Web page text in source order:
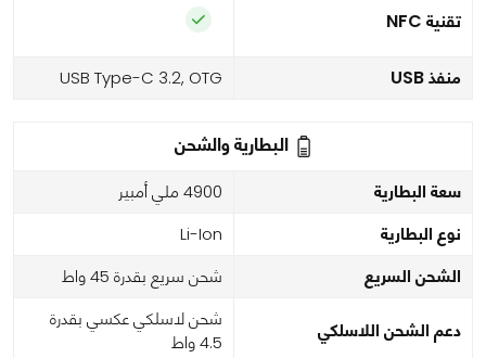
تقنية NFC
منفذ USB USB Type-C 3.2, OTG
البطارية والشحن
سعة البطارية 4900 ملي أمبير
نوع البطارية Li-Ion
الشحن السريع شحن سريع بقدرة 45 واط
دعم الشحن اللاسلكي
شحن لاسلكي عكسي بقدرة
4.5 واط